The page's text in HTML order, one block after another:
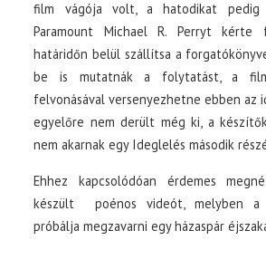
film vágója volt, a hatodikat
Paramount Michael R. Perryt
határidőn belül szállítsa a
be is mutatnák a folytatást, a
felvonásával versenyezhetne ebben az
egyelőre nem derült még ki, a
nem akarnak egy Ideglelés második
Ehhez kapcsolódóan érdemes
készült poénos videót, melyben a
próbálja megzavarni egy házaspár